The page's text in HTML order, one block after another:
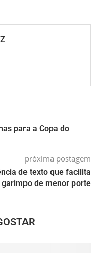
para a Copa do
próxima postagem
de texto que facilita
garimpo de menor porte